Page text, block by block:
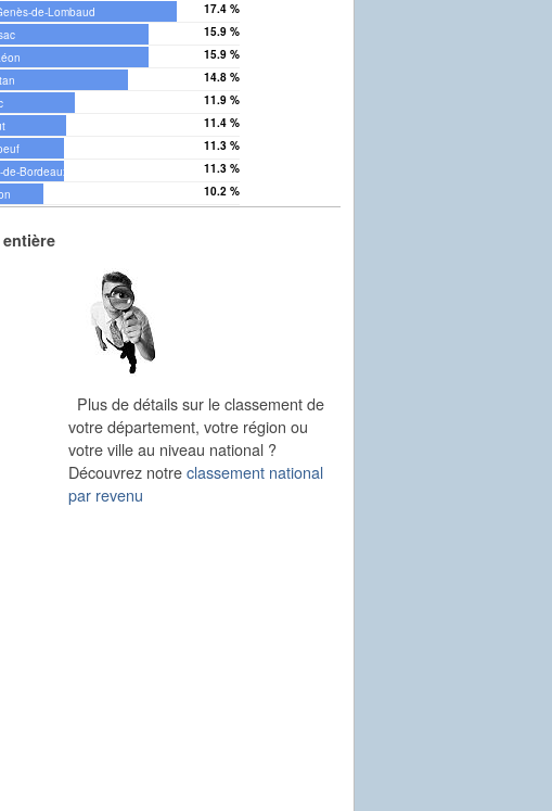
de-Lombaud 17.4 %
15.9 %
15.9 %
14.8 %
11.9 %
11.4 %
11.3 %
Bordeaux 11.3 %
10.2 %
Plus de détails sur le classement de
votre département, votre région ou
votre ville au niveau national ?
Découvrez notreclassement national
par revenu